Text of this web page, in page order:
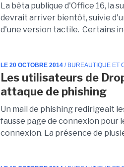
La bêta publique d'Office 16, la
devrait arriver bientôt, suivie
d'une version tactile. Certains
LE 20 OCTOBRE 2014 / BUREAUTIQUE ET
Les utilisateurs de
attaque de phishing
Un mail de phishing redirigeait
fausse page de connexion pour
connexion. La présence de